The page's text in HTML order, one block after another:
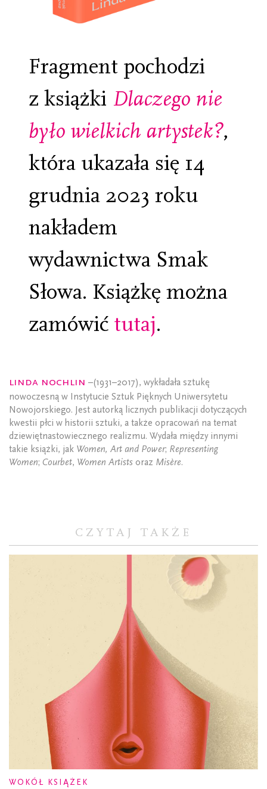
Fragment pochodzi
z książki Dlaczego nie
było wielkich artystek?,
która ukazała się 14
grudnia 2023 roku
nakładem
wydawnictwa Smak
Słowa. Książkę można
zamówić tutaj.
Linda Nochlin –(1931–2017), wykładała sztukę
nowoczesną w Instytucie Sztuk Pięknych Uniwersytetu
Nowojorskiego. Jest autorką licznych publikacji dotyczących
kwestii płci w historii sztuki, a także opracowań na temat
dziewiętnastowiecznego realizmu. Wydała między innymi
takie książki, jak Women, Art and Power; Representing
Women; Courbet, Women Artists oraz Misère.
CZYTAJ TAKŻE
WOKÓŁ KSIĄŻEK